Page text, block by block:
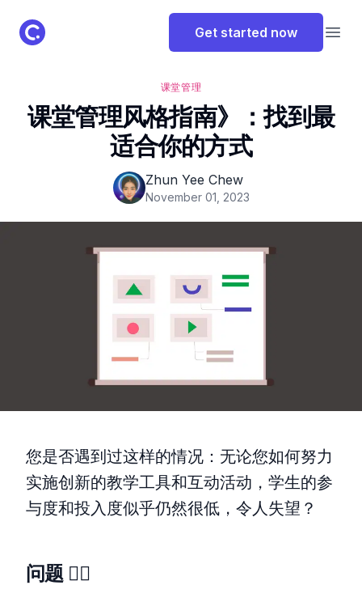
ClassPoint Logo Get started now
课堂管理
课堂管理风格指南》：找到最
适合你的方式
Zhun Yee Chew
November 01, 2023
您是否遇到过这样的情况：无论您如何努力
实施创新的教学工具和互动活动，学生的参
与度和投入度似乎仍然很低，令人失望？
问题 😵‍💫